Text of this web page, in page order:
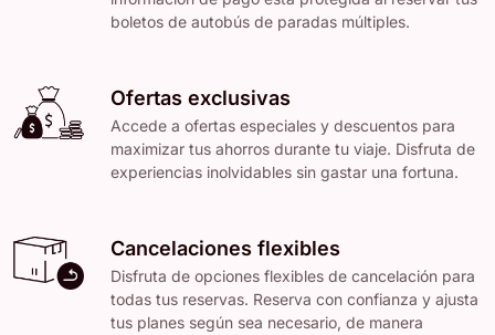
boletos de autobús de paradas múltiples.
Ofertas exclusivas
Accede a ofertas especiales y descuentos para
maximizar tus ahorros durante tu viaje. Disfruta de
experiencias inolvidables sin gastar una fortuna.
Cancelaciones flexibles
Disfruta de opciones flexibles de cancelación para
todas tus reservas. Reserva con confianza y ajusta
tus planes según sea necesario, de manera